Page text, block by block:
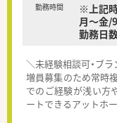
勤務時間
※上記
月～金/
勤務日
＼未経験相談可・ブラ
増員募集のため常時
でのご経験が浅い方
ートできるアットホ